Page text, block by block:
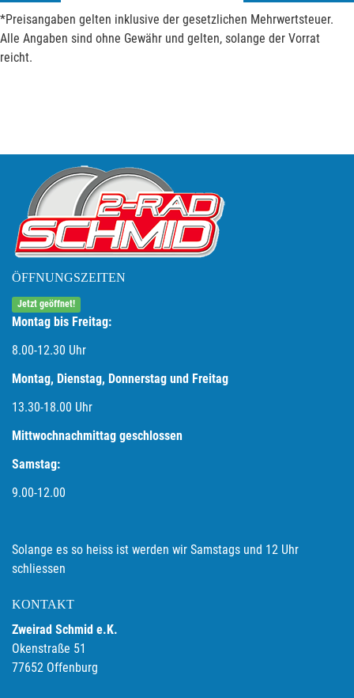
*Preisangaben gelten inklusive der gesetzlichen Mehrwertsteuer.
Alle Angaben sind ohne Gewähr und gelten, solange der Vorrat
reicht.
ÖFFNUNGSZEITEN
Jetzt geöffnet!
Montag bis Freitag:
8.00-12.30 Uhr
Montag, Dienstag, Donnerstag und Freitag
13.30-18.00 Uhr
Mittwochnachmittag geschlossen
Samstag:
9.00-12.00
Solange es so heiss ist werden wir Samstags und 12 Uhr
schliessen
KONTAKT
Zweirad Schmid e.K.
Okenstraße 51
77652 Offenburg